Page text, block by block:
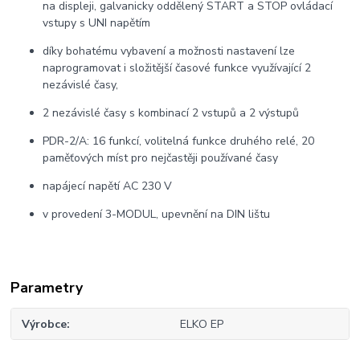
na displeji, galvanicky oddělený START a STOP ovládací
vstupy s UNI napětím
díky bohatému vybavení a možnosti nastavení lze
naprogramovat i složitější časové funkce využívající 2
nezávislé časy,
2 nezávislé časy s kombinací 2 vstupů a 2 výstupů
PDR-2/A: 16 funkcí, volitelná funkce druhého relé, 20
paměťových míst pro nejčastěji používané časy
napájecí napětí AC 230 V
v provedení 3-MODUL, upevnění na DIN lištu
Parametry
Výrobce ELKO EP